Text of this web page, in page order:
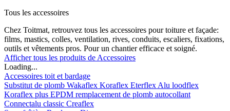
Tous les accessoires
Chez Toitmat, retrouvez tous les accessoires pour toiture et façade:
films, mastics, colles, ventilation, rives, conduits, escaliers, fixations,
outils et vêtements pros. Pour un chantier efficace et soigné.
Afficher tous les produits de Accessoires
Loading...
Accessoires toit et bardage
Substitut de plomb Wakaflex Koraflex Eterflex Alu loodflex
Koraflex plus EPDM remplacement de plomb autocollant
Connectalu classic Creaflex